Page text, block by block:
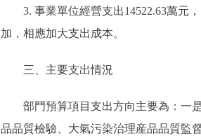
3. 事業單位經營支出14522.63萬元，
加，相應加大支出成本。
三、主要支出情況
部門預算項目支出方向主要為：一是
品品質檢驗、大氣污染治理産品品質監